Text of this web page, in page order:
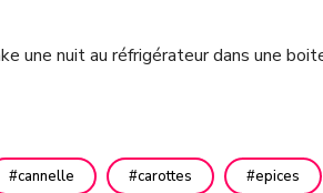
une nuit au réfrigérateur dans une
cannelle carottes epices